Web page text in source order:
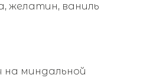
желатин, ваниль
на миндальной